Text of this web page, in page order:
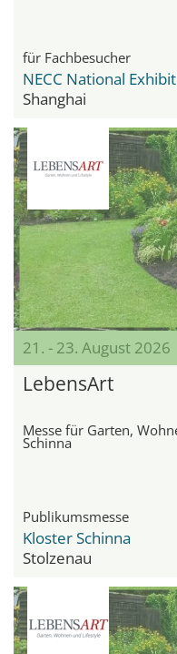
für Fachbesucher
Shanghai
21. - 23. August 2026
LebensArt
Messe für Garten,
Schinna
Publikumsmesse
Kloster Schinna
Stolzenau